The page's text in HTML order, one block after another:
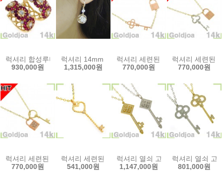
럭셔리 합성루비 고급 원터치 14k귀걸이 (s-eac1219) 14k이어링 골드
930,000원
럭셔리 14mm 볼 컷팅 고급 14k귀걸이 (s-ebl0356)
1,315,000원
럭셔리 세련된 고급 열쇠 큐빅
770,000원
럭셔리 세련된
770,000원
럭셔리 세련된 고급 열쇠 큐빅 14k목걸이 (gt-lc79c) 14k목걸이 골드조
770,000원
럭셔리 세련된 하트 열쇠 큐빅 14k메달(ju-
541,000원
럭셔리 열쇠 고급 큐빅 14k메달
1,147,000원
럭셔리 열쇠 고
801,000원